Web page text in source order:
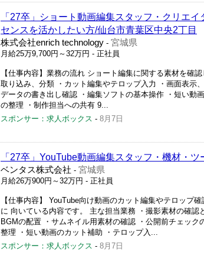
「27卒」ショート動画編集スタッフ・クリエ
センスを活かしたい方/仙台市青葉区中央2丁目
株式会社enrich technology - 宮城県
月給25万9,700円～32万円 - 正社員
【仕事内容】業務の流れ ショート編集に関する素材を確
取り込み、分類 ・カット編集やテロップ入力 ・画面表示
データの書き出し確認 ・編集ソフトの基本操作 ・短い動
の整理 ・制作担当への共有 9...
スポンサー：求人ボックス - 8月7日
「27卒」YouTube動画編集スタッフ・機材・
ベンタス株式会社 - 宮城県
月給26万900円～32万円 - 正社員
【仕事内容】 YouTube向け動画のカット編集やテロップ
に 向いている内容です。 主な担当業務 ・撮影素材の確
BGMの配置 ・サムネイル用素材の確認 ・公開前チェッ
整理 ・短い動画のカット補助 ・テロップ入...
スポンサー：求人ボックス - 8月7日